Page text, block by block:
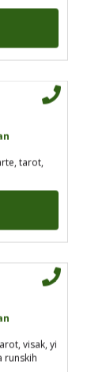
visak, yi
runskih